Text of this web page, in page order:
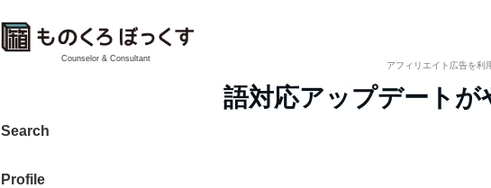
Counselor & Consultant
Search
Profile
アフィリエイト広告を利
Intelligenceの日本語対応アップデートが
てきた